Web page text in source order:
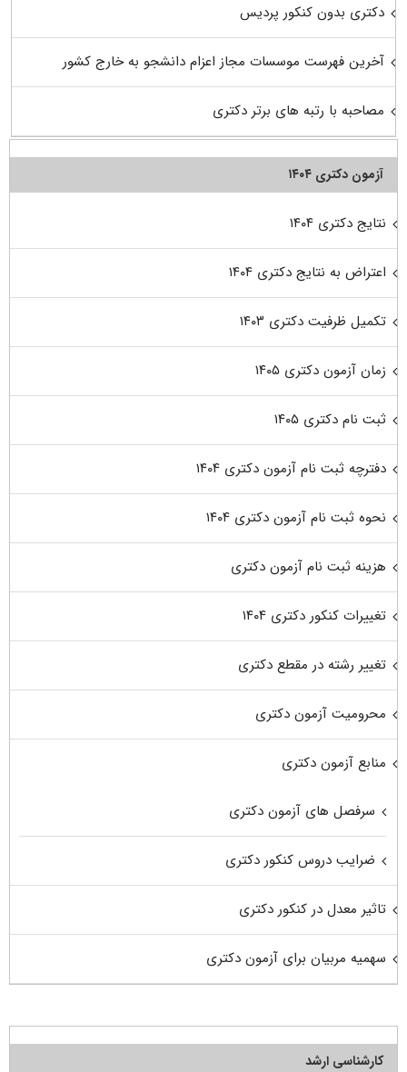
دکتری بدون کنکور پردیس
آخرین فهرست موسسات مجاز اعزام دانشجو به خارج کشور
مصاحبه با رتبه های برتر دکتری
آزمون دکتری ۱۴۰۴
نتایج دکتری ۱۴۰۴
اعتراض به نتایج دکتری ۱۴۰۴
تکمیل ظرفیت دکتری ۱۴۰۳
زمان آزمون دکتری ۱۴۰۵
ثبت نام دکتری ۱۴۰۵
دفترچه ثبت نام آزمون دکتری ۱۴۰۴
نحوه ثبت نام آزمون دکتری ۱۴۰۴
هزینه ثبت نام آزمون دکتری
تغییرات کنکور دکتری ۱۴۰۴
تغییر رشته در مقطع دکتری
محرومیت آزمون دکتری
منابع آزمون دکتری
سرفصل های آزمون دکتری
ضرایب دروس کنکور دکتری
تاثیر معدل در کنکور دکتری
سهمیه مربیان برای آزمون دکتری
کارشناسی ارشد